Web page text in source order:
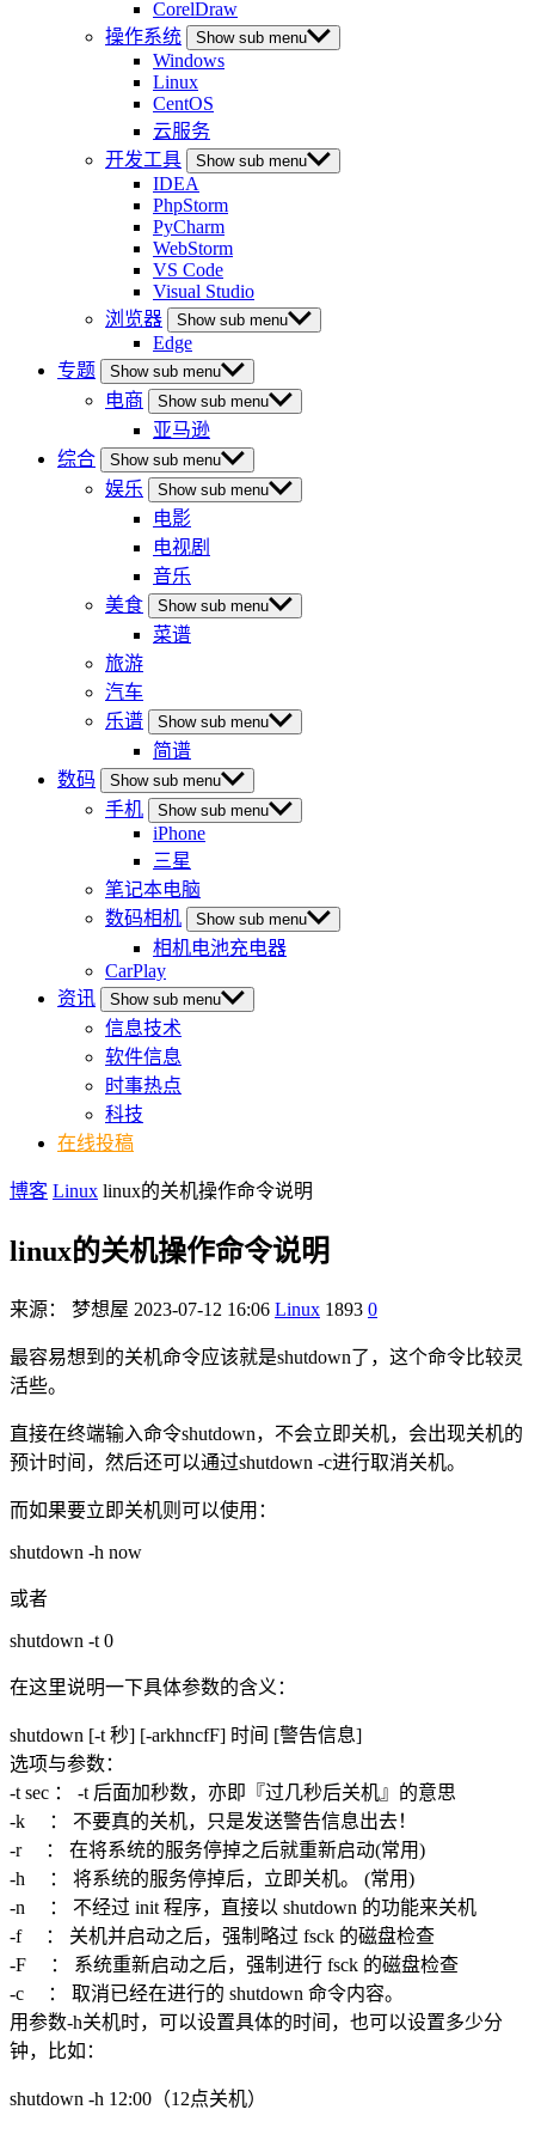
CorelDraw
操作系统
Show sub menu
Windows
Linux
CentOS
云服务
开发工具
Show sub menu
IDEA
PhpStorm
PyCharm
WebStorm
VS Code
Visual Studio
浏览器
Show sub menu
Edge
专题
Show sub menu
电商 Show sub menu
亚马逊
综合
Show sub menu
娱乐 Show sub menu
电影
电视剧
音乐
美食
Show sub menu
菜谱
旅游
汽车
乐谱
Show sub menu
简谱
数码
Show sub menu
手机 Show sub menu
iPhone
三星
笔记本电脑
数码相机
Show sub menu
相机电池充电器
CarPlay
资讯
Show sub menu
信息技术
软件信息
时事热点
科技
在线投稿
博客 Linux linux的关机操作命令说明
linux的关机操作命令说明
来源： 梦想屋 2023-07-12 16:06 Linux 1893 0
最容易想到的关机命令应该就是shutdown了，这个命令比较灵
活些。
直接在终端输入命令shutdown，不会立即关机，会出现关机的
预计时间，然后还可以通过shutdown -c进行取消关机。
而如果要立即关机则可以使用：
shutdown -h now
或者
shutdown -t 0
在这里说明一下具体参数的含义：
shutdown [-t 秒] [-arkhncfF] 时间 [警告信息]
选项与参数：
-t sec ： -t 后面加秒数，亦即『过几秒后关机』的意思
-k ： 不要真的关机，只是发送警告信息出去！
-r ： 在将系统的服务停掉之后就重新启动(常用)
-h ： 将系统的服务停掉后，立即关机。 (常用)
-n ： 不经过 init 程序，直接以 shutdown 的功能来关机
-f ： 关机并启动之后，强制略过 fsck 的磁盘检查
-F ： 系统重新启动之后，强制进行 fsck 的磁盘检查
-c ： 取消已经在进行的 shutdown 命令内容。
用参数-h关机时，可以设置具体的时间，也可以设置多少分
钟，比如：
shutdown -h 12:00（12点关机）